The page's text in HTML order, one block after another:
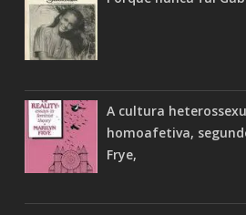
A cultura
homoafetiva,
Frye,